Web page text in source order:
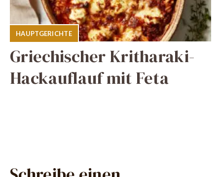
HAUPTGERICHTE
Griechischer Kritharaki-
Hackauflauf mit Feta